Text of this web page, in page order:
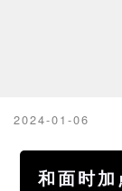
2024-01-06
和面时